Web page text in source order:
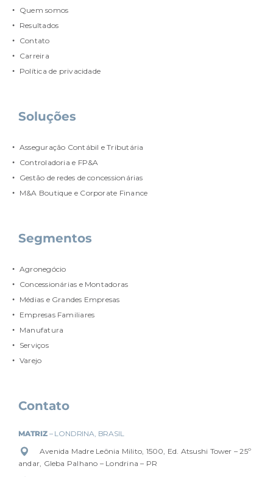
Quem somos
Resultados
Contato
Carreira
Política de privacidade
Soluções
Asseguração Contábil e Tributária
Controladoria e FP&A
Gestão de redes de concessionárias
M&A Boutique e Corporate Finance
Segmentos
Agronegócio
Concessionárias e Montadoras
Médias e Grandes Empresas
Empresas Familiares
Manufatura
Serviços
Varejo
Contato
MATRIZ– LONDRINA, BRASIL
Avenida Madre Leônia Milito, 1500, Ed. Atsushi Tower – 25º
andar, Gleba Palhano – Londrina – PR